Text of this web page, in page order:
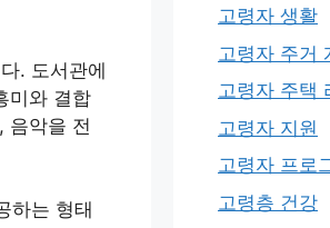
. 도서관에
미와 결합
음악을 전
하는 형태
고령자 생활
고령자 주거
고령자 주택
고령자 지원
고령자 프로
고령층 건강